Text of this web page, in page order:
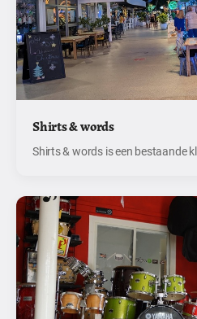
Shirts & words
Shirts & words is een bestaande